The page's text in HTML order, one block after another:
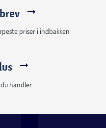
genskabe hæsblæsende
priser i indbakken
handler